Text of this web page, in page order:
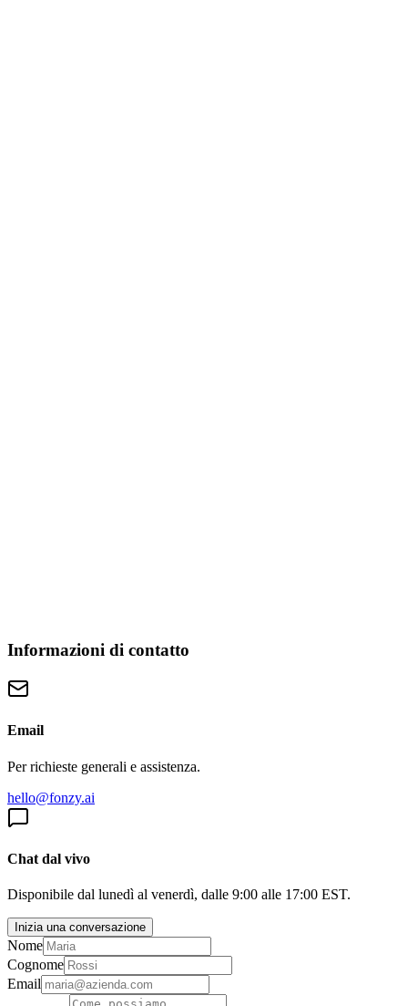
Informazioni di contatto
Email
Per richieste generali e assistenza.
hello@fonzy.ai
Chat dal vivo
Disponibile dal lunedì al venerdì, dalle 9:00 alle 17:00 EST.
Inizia una conversazione
Nome
Cognome
Email